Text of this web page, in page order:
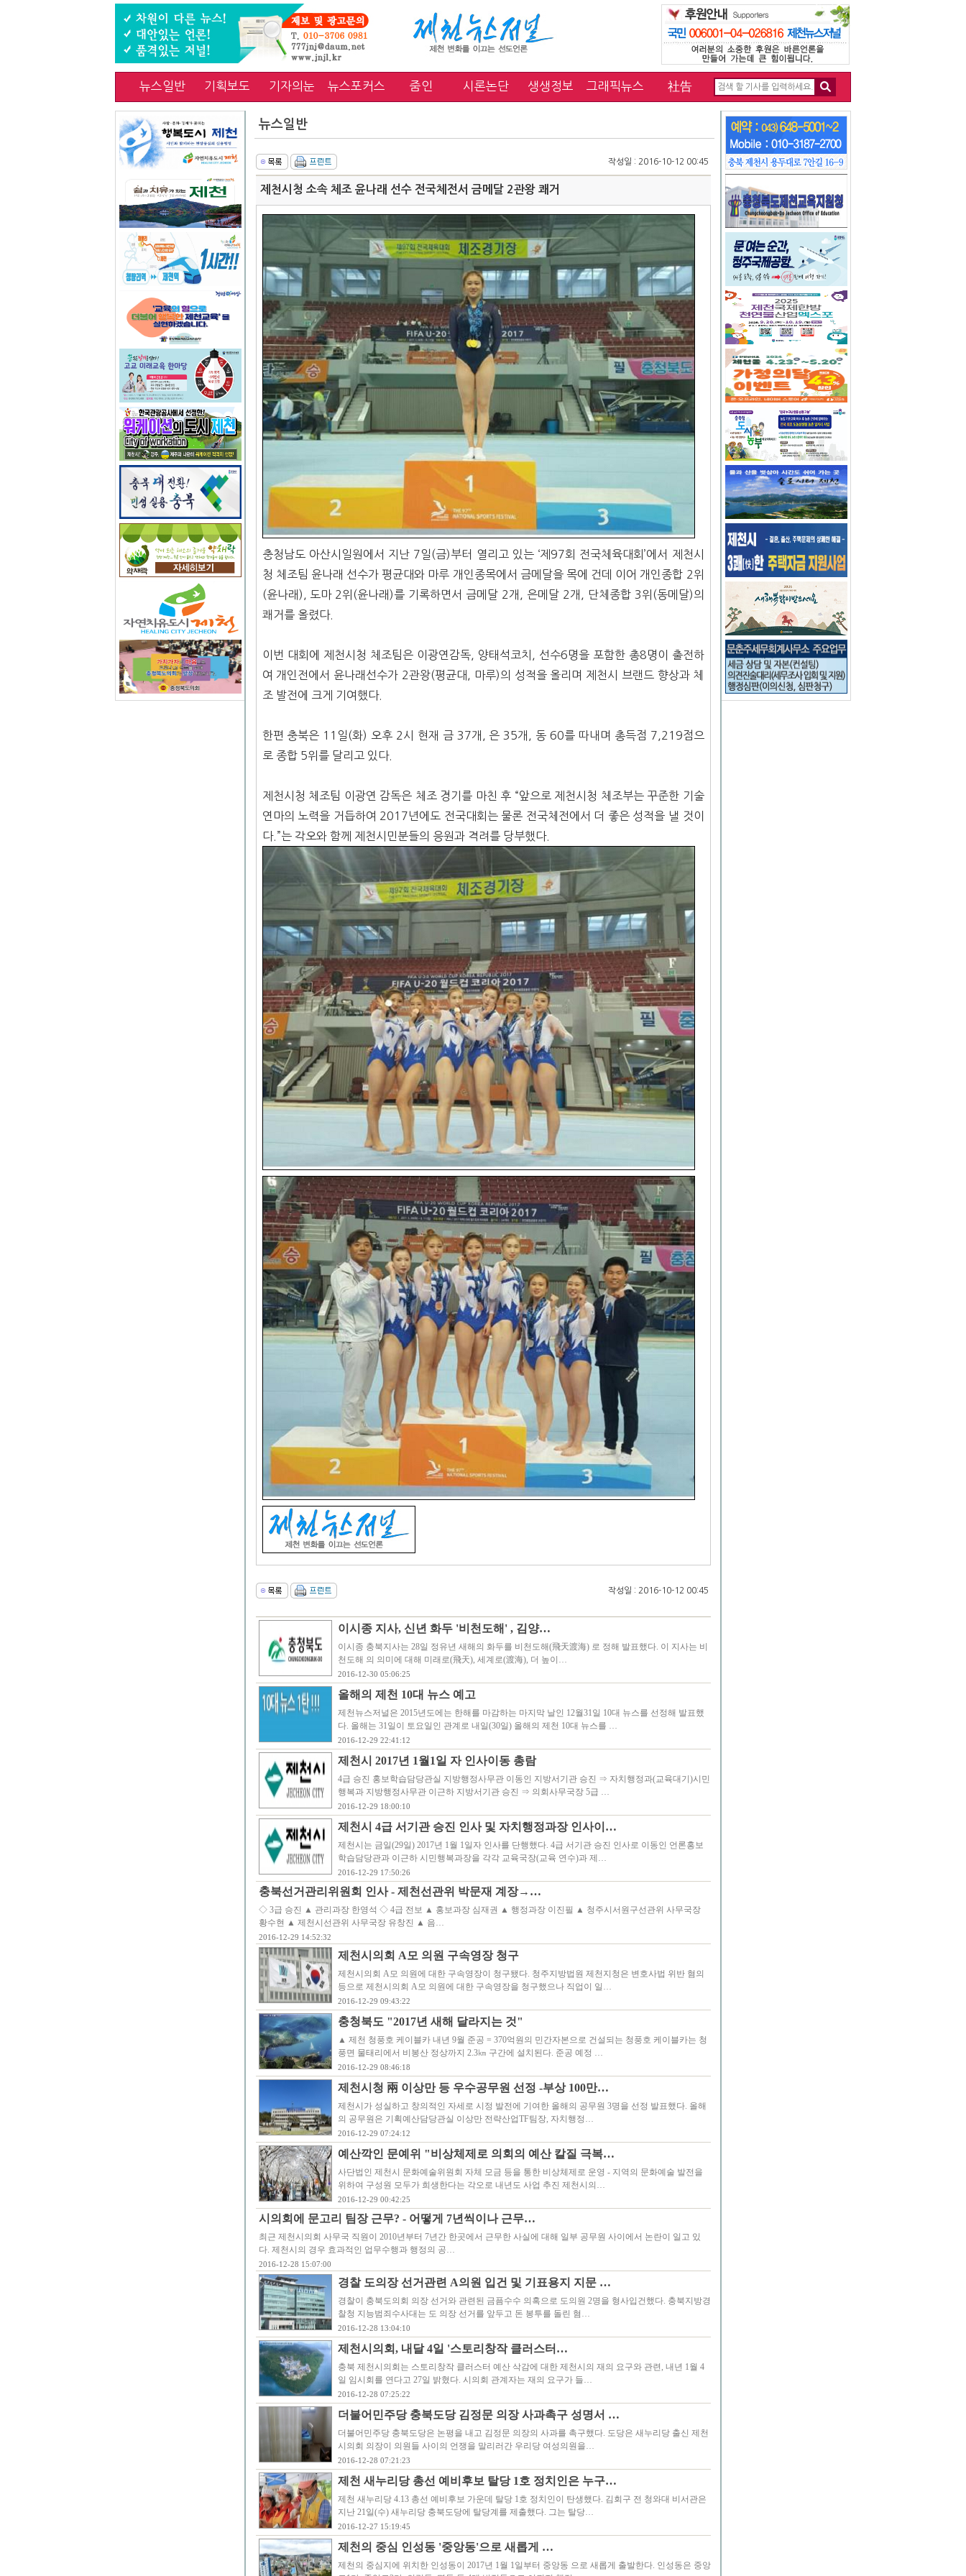
뉴스일반 기획보도 기자의눈 뉴스포커스 줌인 시론논단 생생정보 그래픽뉴스 社告
뉴스일반
작성일 : 2016-10-12 00:45
제천시청 소속 체조 윤나래 선수 전국체전서 금메달 2관왕 쾌거
충청남도 아산시일원에서 지난 7일(금)부터 열리고 있는 ‘제97회 전국체육대회’에서 제천시
청 체조팀 윤나래 선수가 평균대와 마루 개인종목에서 금메달을 목에 건데 이어 개인종합 2위
(윤나래), 도마 2위(윤나래)를 기록하면서 금메달 2개, 은메달 2개, 단체종합 3위(동메달)의
쾌거를 올렸다.
이번 대회에 제천시청 체조팀은 이광연감독, 양태석코치, 선수6명을 포함한 총8명이 출전하
여 개인전에서 윤나래선수가 2관왕(평균대, 마루)의 성적을 올리며 제천시 브랜드 향상과 체
조 발전에 크게 기여했다.
한편 충북은 11일(화) 오후 2시 현재 금 37개, 은 35개, 동 60를 따내며 총득점 7,219점으
로 종합 5위를 달리고 있다.
제천시청 체조팀 이광연 감독은 체조 경기를 마친 후 “앞으로 제천시청 체조부는 꾸준한 기술
연마의 노력을 거듭하여 2017년에도 전국대회는 물론 전국체전에서 더 좋은 성적을 낼 것이
다.”는 각오와 함께 제천시민분들의 응원과 격려를 당부했다.
작성일 : 2016-10-12 00:45
이시종 지사, 신년 화두 '비천도해' , 김양…
이시종 충북지사는 28일 정유년 새해의 화두를 비천도해(飛天渡海) 로 정해 발표했다. 이 지사는 비
천도해 의 의미에 대해 미래로(飛天), 세계로(渡海), 더 높이…
2016-12-30 05:06:25
올해의 제천 10대 뉴스 예고
제천뉴스저널은 2015년도에는 한해를 마감하는 마지막 날인 12월31일 10대 뉴스를 선정해 발표했
다. 올해는 31일이 토요일인 관계로 내일(30일) 올해의 제천 10대 뉴스를 …
2016-12-29 22:41:12
제천시 2017년 1월1일 자 인사이동 총람
4급 승진 홍보학습담당관실 지방행정사무관 이동인 지방서기관 승진 ⇒ 자치행정과(교육대기)시민
행복과 지방행정사무관 이근하 지방서기관 승진 ⇒ 의회사무국장 5급 …
2016-12-29 18:00:10
제천시 4급 서기관 승진 인사 및 자치행정과장 인사이…
제천시는 금일(29일) 2017년 1월 1일자 인사를 단행했다. 4급 서기관 승진 인사로 이동인 언론홍보
학습담당관과 이근하 시민행복과장을 각각 교육국장(교육 연수)과 제…
2016-12-29 17:50:26
충북선거관리위원회 인사 - 제천선관위 박문재 계장→…
◇ 3급 승진 ▲ 관리과장 한영석 ◇ 4급 전보 ▲ 홍보과장 심재권 ▲ 행정과장 이진필 ▲ 청주시서원구선관위 사무국장
황수현 ▲ 제천시선관위 사무국장 유창진 ▲ 음…
2016-12-29 14:52:32
제천시의회 A모 의원 구속영장 청구
제천시의회 A모 의원에 대한 구속영장이 청구됐다. 청주지방법원 제천지청은 변호사법 위반 혐의
등으로 제천시의회 A모 의원에 대한 구속영장을 청구했으나 직업이 일…
2016-12-29 09:43:22
충청북도 "2017년 새해 달라지는 것"
▲ 제천 청풍호 케이블카 내년 9월 준공 = 370억원의 민간자본으로 건설되는 청풍호 케이블카는 청
풍면 물태리에서 비봉산 정상까지 2.3㎞ 구간에 설치된다. 준공 예정 …
2016-12-29 08:46:18
제천시청 兩 이상만 등 우수공무원 선정 -부상 100만…
제천시가 성실하고 창의적인 자세로 시정 발전에 기여한 올해의 공무원 3명을 선정 발표했다. 올해
의 공무원은 기획예산담당관실 이상만 전략산업TF팀장, 자치행정…
2016-12-29 07:24:12
예산깍인 문예위 "비상체제로 의회의 예산 칼질 극복…
사단법인 제천시 문화예술위원회 자체 모금 등을 통한 비상체제로 운영 - 지역의 문화예술 발전을
위하여 구성원 모두가 희생한다는 각오로 내년도 사업 추진 제천시의…
2016-12-29 00:42:25
시의회에 문고리 팀장 근무? - 어떻게 7년씩이나 근무…
최근 제천시의회 사무국 직원이 2010년부터 7년간 한곳에서 근무한 사실에 대해 일부 공무원 사이에서 논란이 일고 있
다. 제천시의 경우 효과적인 업무수행과 행정의 공…
2016-12-28 15:07:00
경찰 도의장 선거관련 A의원 입건 및 기표용지 지문 …
경찰이 충북도의회 의장 선거와 관련된 금픔수수 의혹으로 도의원 2명을 형사입건했다. 충북지방경
찰청 지능범죄수사대는 도 의장 선거를 앞두고 돈 봉투를 돌린 혐…
2016-12-28 13:04:10
제천시의회, 내달 4일 '스토리창작 클러스터…
충북 제천시의회는 스토리창작 클러스터 예산 삭감에 대한 제천시의 재의 요구와 관련, 내년 1월 4
일 임시회를 연다고 27일 밝혔다. 시의회 관계자는 재의 요구가 들…
2016-12-28 07:25:22
더불어민주당 충북도당 김정문 의장 사과촉구 성명서 …
더불어민주당 충북도당은 논평을 내고 김정문 의장의 사과를 촉구했다. 도당은 새누리당 출신 제천
시의회 의장이 의원들 사이의 언쟁을 말리러간 우리당 여성의원을…
2016-12-28 07:21:23
제천 새누리당 총선 예비후보 탈당 1호 정치인은 누구…
제천 새누리당 4.13 총선 예비후보 가운데 탈당 1호 정치인이 탄생했다. 김회구 전 청와대 비서관은
지난 21일(수) 새누리당 충북도당에 탈당계를 제출했다. 그는 탈당…
2016-12-27 15:19:45
제천의 중심 인성동 '중앙동'으로 새롭게 …
제천의 중심지에 위치한 인성동이 2017년 1월 1일부터 중앙동 으로 새롭게 출발한다. 인성동은 중앙